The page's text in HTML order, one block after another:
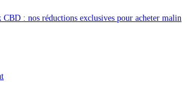
CBD : nos réductions exclusives pour acheter malin